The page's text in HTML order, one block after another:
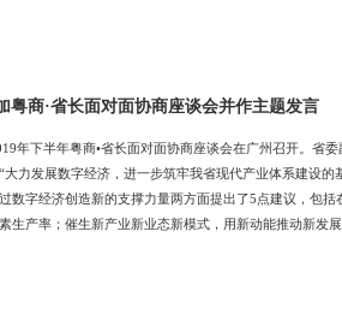
粤商·省长面对面协商座谈会并作主题发言
年下半年粤商•省长面对面协商座谈会在广州召开。省
大力发展数字经济，进一步筑牢我省现代产业体系建设
数字经济创造新的支撑力量两方面提出了5点建议，包
生产率；催生新产业新业态新模式，用新动能推动新发